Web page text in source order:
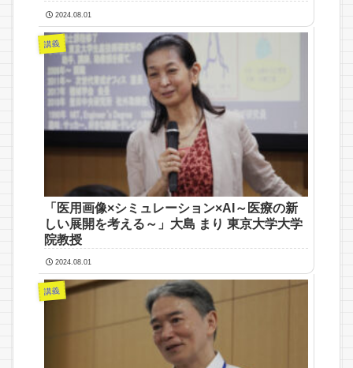
2024.08.01
講義
「医用画像×シミュレーション×AI～医療の新
しい展開を考える～」大島 まり 東京大学大学
院教授
2024.08.01
講義